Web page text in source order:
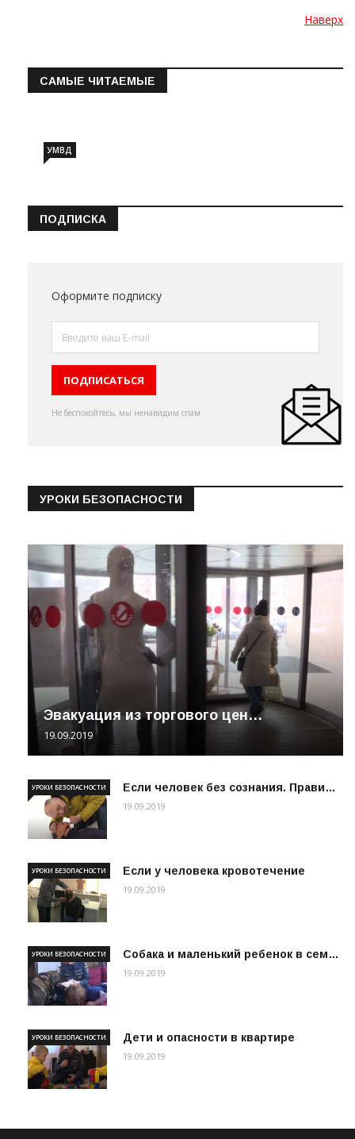
Наверх
САМЫЕ ЧИТАЕМЫЕ
УМВД
ПОДПИСКА
Оформите подписку
Не беспокойтесь, мы ненавидим спам
УРОКИ БЕЗОПАСНОСТИ
Эвакуация из торгового цен…
19.09.2019
Если человек без сознания. Прави…
УРОКИ БЕЗОПАСНОСТИ
19.09.2019
Если у человека кровотечение
УРОКИ БЕЗОПАСНОСТИ
19.09.2019
Собака и маленький ребенок в сем…
УРОКИ БЕЗОПАСНОСТИ
19.09.2019
Дети и опасности в квартире
УРОКИ БЕЗОПАСНОСТИ
19.09.2019